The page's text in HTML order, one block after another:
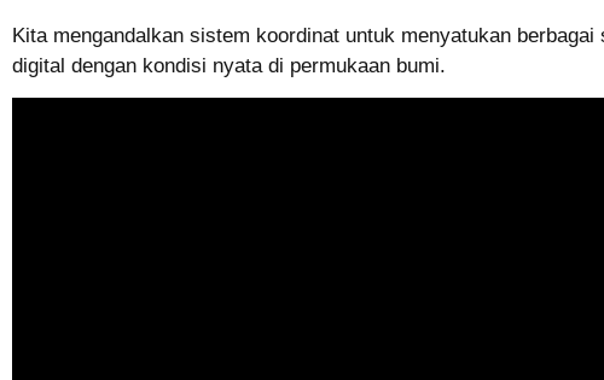
Kita mengandalkan sistem koordinat untuk menyatukan
digital dengan kondisi nyata di permukaan bumi.